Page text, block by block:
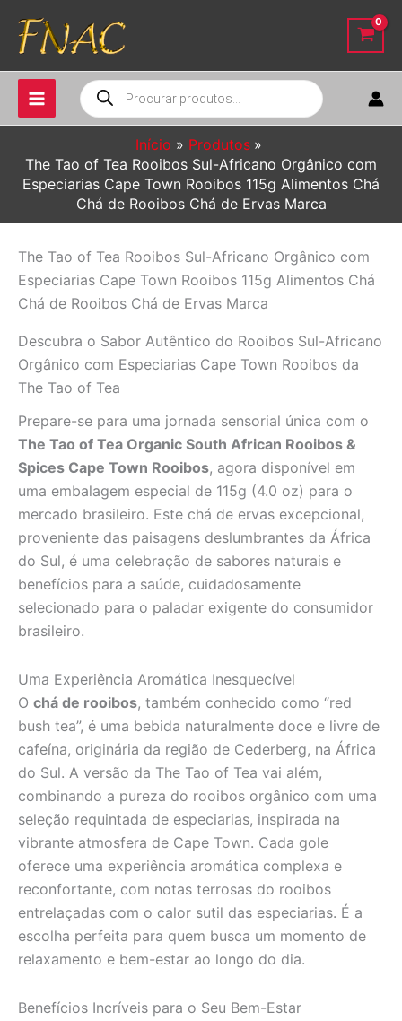
para
conteúdo
Pesquisar
produtos
Início
Produtos
The Tao of Tea Rooibos Sul-Africano Orgânico com
Especiarias Cape Town Rooibos 115g Alimentos Chá
Chá de Rooibos Chá de Ervas Marca
The Tao of Tea Rooibos Sul-Africano Orgânico com
Especiarias Cape Town Rooibos 115g Alimentos Chá
Chá de Rooibos Chá de Ervas Marca
Descubra o Sabor Autêntico do Rooibos Sul-Africano
Orgânico com Especiarias Cape Town Rooibos da
The Tao of Tea
Prepare-se para uma jornada sensorial única com o
The Tao of Tea Organic South African Rooibos &
Spices Cape Town Rooibos, agora disponível em
uma embalagem especial de 115g (4.0 oz) para o
mercado brasileiro. Este chá de ervas excepcional,
proveniente das paisagens deslumbrantes da África
do Sul, é uma celebração de sabores naturais e
benefícios para a saúde, cuidadosamente
selecionado para o paladar exigente do consumidor
brasileiro.
Uma Experiência Aromática Inesquecível
O chá de rooibos, também conhecido como “red
bush tea”, é uma bebida naturalmente doce e livre de
cafeína, originária da região de Cederberg, na África
do Sul. A versão da The Tao of Tea vai além,
combinando a pureza do rooibos orgânico com uma
seleção requintada de especiarias, inspirada na
vibrante atmosfera de Cape Town. Cada gole
oferece uma experiência aromática complexa e
reconfortante, com notas terrosas do rooibos
entrelaçadas com o calor sutil das especiarias. É a
escolha perfeita para quem busca um momento de
relaxamento e bem-estar ao longo do dia.
Benefícios Incríveis para o Seu Bem-Estar